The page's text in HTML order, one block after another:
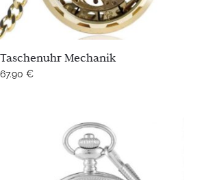
Taschenuhr Mechanik
67.90 €